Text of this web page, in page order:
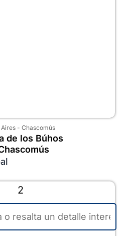
Aires- Chascomús
de los Búhos